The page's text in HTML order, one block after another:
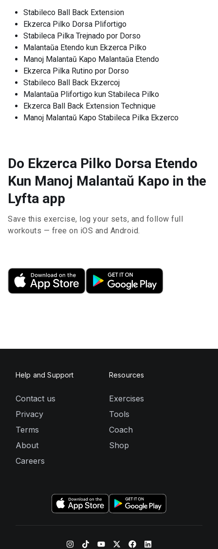
Stabileco Ball Back Extension
Ekzerca Pilko Dorsa Plifortigo
Stabileca Pilka Trejnado por Dorso
Malantaŭa Etendo kun Ekzerca Pilko
Manoj Malantaŭ Kapo Malantaŭa Etendo
Ekzerca Pilka Rutino por Dorso
Stabileco Ball Back Ekzercoj
Malantaŭa Plifortigo kun Stabileca Pilko
Ekzerca Ball Back Extension Technique
Manoj Malantaŭ Kapo Stabileca Pilka Ekzerco
Do Ekzerca Pilko Dorsa Etendo
Kun Manoj Malantaŭ Kapo in the
Lyfta app
Save this exercise, log your sets, and follow full
workouts — free on iOS and Android.
Help and Support
Contact us
Privacy
Terms
About
Careers
Resources
Exercises
Tools
Coach
Shop